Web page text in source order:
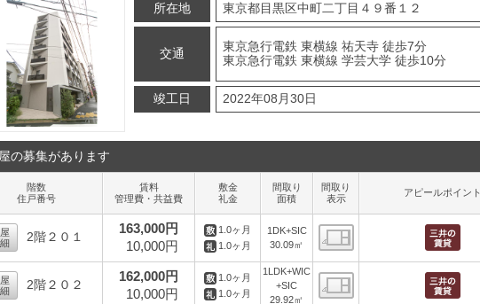
所在地 東京都目黒区中町二丁目４９番１２
交通
東京急行電鉄 東横線 祐天寺 徒歩7分
東京急行電鉄 東横線 学芸大学 徒歩10分
竣工日 2022年08月30日
の募集があります
階数
住戸番号
賃料
管理費・共益費
敷金
礼金
間取り
面積
間取り
表示
アピールポイント
2階２０１
163,000円
10,000円
1.0ヶ月
1.0ヶ月
1DK+SIC
30.09㎡
間取り表示
2階２０２
162,000円
10,000円
1.0ヶ月
1.0ヶ月
1LDK+WIC
+SIC
29.92㎡